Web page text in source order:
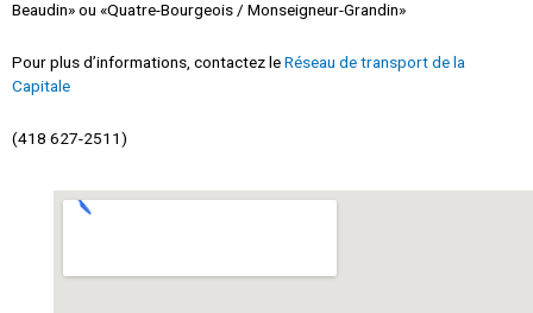
Beaudin» ou «Quatre-Bourgeois / Monseigneur-Grandin»
Pour plus d’informations, contactez leRéseau de transport de la
Capitale
(418 627-2511)